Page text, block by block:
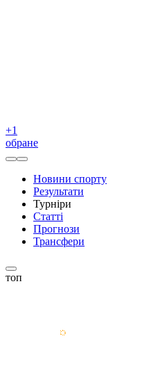
+1
обране
Новини спорту
Результати
Турніри
Статті
Прогнози
Трансфери
топ